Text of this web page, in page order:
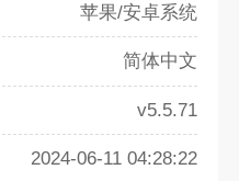
苹果/安卓系统
简体中文
v5.5.71
2024-06-11 04:28:22